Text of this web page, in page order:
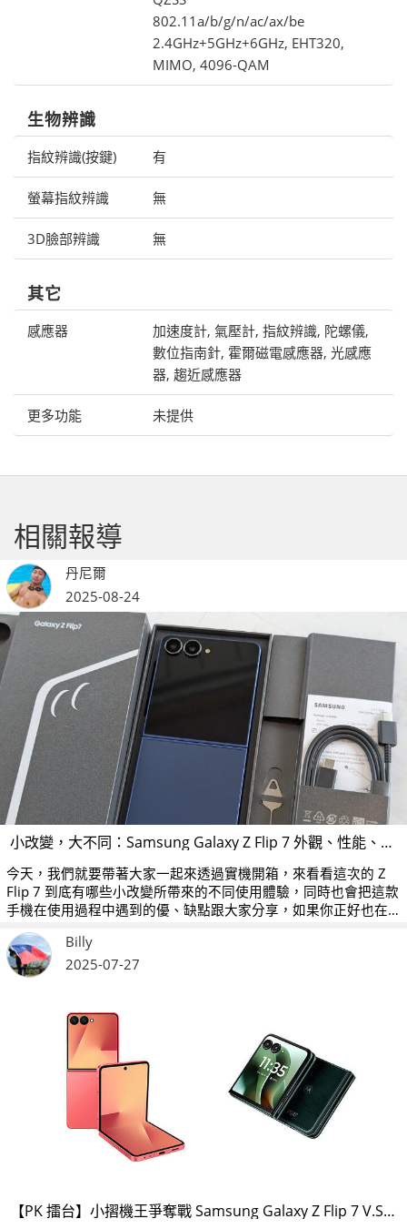
802.11a/b/g/n/ac/ax/be
2.4GHz+5GHz+6GHz, EHT320,
MIMO, 4096-QAM
生物辨識
指紋辨識(按鍵) 有
螢幕指紋辨識 無
3D臉部辨識 無
其它
感應器
加速度計, 氣壓計, 指紋辨識, 陀螺儀,
數位指南針, 霍爾磁電感應器, 光感應
器, 趨近感應器
更多功能 未提供
相關報導
丹尼爾
2025-08-24
小改變，大不同：Samsung Galaxy Z Flip 7 外觀、性能、續航、相機開箱實測
今天，我們就要帶著大家一起來透過實機開箱，來看看這次的 Z
Flip 7 到底有哪些小改變所帶來的不同使用體驗，同時也會把這款
手機在使用過程中遇到的優、缺點跟大家分享，如果你正好也在
Billy
2025-07-27
【PK 擂台】小摺機王爭奪戰 Samsung Galaxy Z Flip 7 V.S. ​Moto razr 60 Ultra